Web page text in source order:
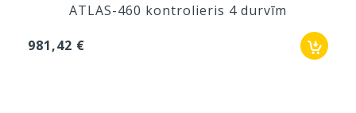
ATLAS-460 kontrolieris 4 durvīm
981,42 €